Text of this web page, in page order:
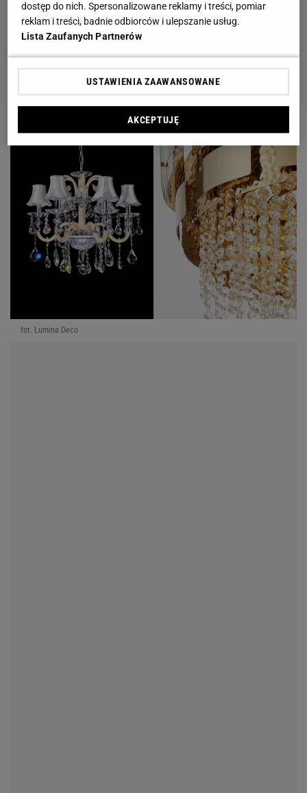
fot. Lumina Deco
dostęp do nich. Spersonalizowane reklamy i treści, pomiar
reklam i treści, badnie odbiorców i ulepszanie usług.
Lista Zaufanych Partnerów
USTAWIENIA ZAAWANSOWANE
AKCEPTUJĘ